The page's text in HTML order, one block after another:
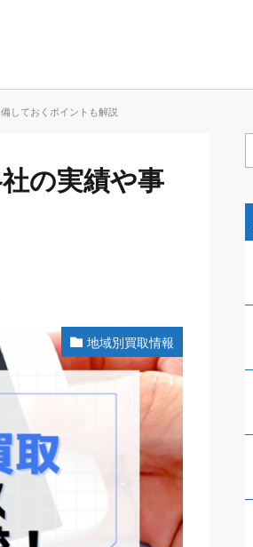
しておくポイントも解説
の実績や事
地域別買取情報